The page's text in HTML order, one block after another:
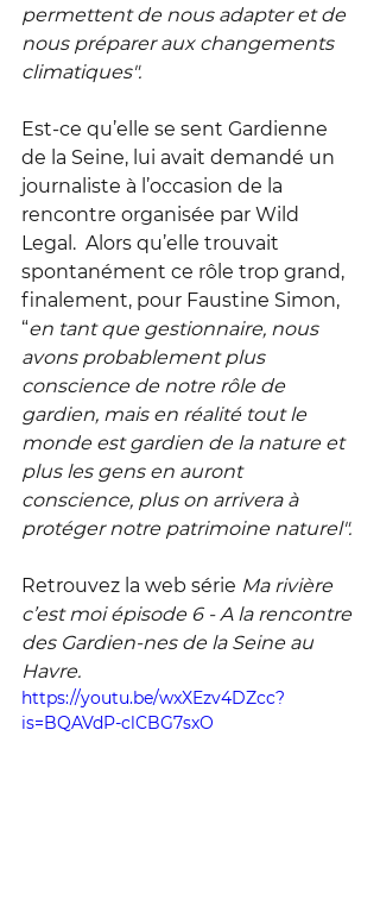
permettent de nous adapter et de
nous préparer aux changements
climatiques".
Est-ce qu’elle se sent Gardienne
de la Seine, lui avait demandé un
journaliste à l’occasion de la
rencontre organisée par Wild
Legal.  Alors qu’elle trouvait
spontanément ce rôle trop grand,
finalement, pour Faustine Simon,
“en tant que gestionnaire, nous
avons probablement plus
conscience de notre rôle de
gardien, mais en réalité tout le
monde est gardien de la nature et
plus les gens en auront
conscience, plus on arrivera à
protéger notre patrimoine naturel".
Retrouvez la web série Ma rivière
c’est moi épisode 6 - A la rencontre
des Gardien-nes de la Seine au
Havre.
https://youtu.be/wxXEzv4DZcc?
is=BQAVdP-clCBG7sxO